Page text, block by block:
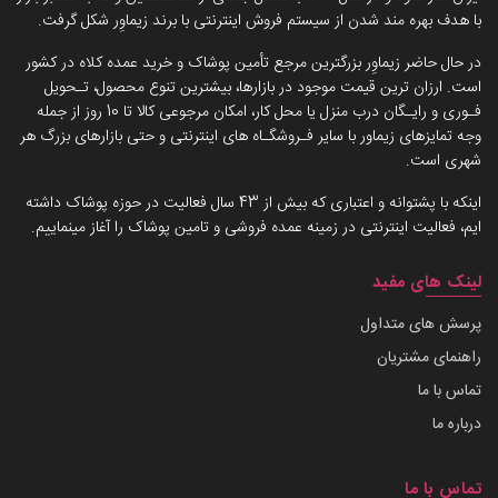
با هدف بهره مند شدن از سیستم فروش اینترنتی با برند زیماوِر شکل گرفت.
در حال حاضر زیماوِر بزرگترین مرجع تأمین پوشاک و خرید عمده کلاه در کشور
است. ارزان ترین قیمت موجود در بازارها، بیشترین تنوع محصول، تـحویل
فـوری و رایـگان درب منزل یا محل کار، امکان مرجوعی کالا تا 10 روز از جمله
وجه تمایزهای زیماور با سایر فـروشگـاه های اینترنتی و حتی بازارهای بزرگ هر
شهری است.
اینکه با پشتوانه و اعتباری که بیش از 43 سال فعالیت در حوزه پوشاک داشته
ایم، فعالیت اینترنتی در زمینه عمده فروشی و تامین پوشاک را آغاز مینماییم.
لینک های مفید
پرسش های متداول
راهنمای مشتریان
تماس با ما
درباره ما
تماس با ما